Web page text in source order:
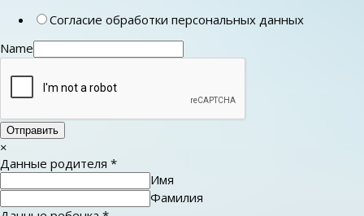
Согласие обработки персональных данных
Name
Отправить
×
Данные родителя *
Имя
Фамилия